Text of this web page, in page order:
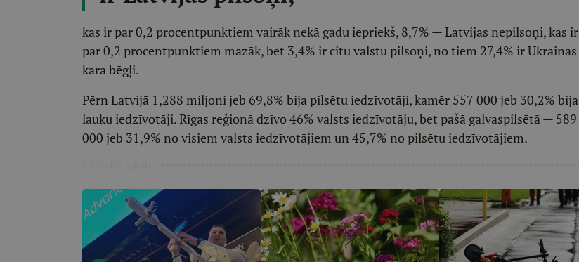
kas ir par 0,2 procentpunktiem vairāk nekā gadu iepriekš, 8,7% — Latvijas nepilsoņi, kas ir
par 0,2 procentpunktiem mazāk, bet 3,4% ir citu valstu pilsoņi, no tiem 27,4% ir Ukrainas
kara bēgļi.
Pērn Latvijā 1,288 miljoni jeb 69,8% bija pilsētu iedzīvotāji, kamēr 557 000 jeb 30,2% bija
lauku iedzīvotāji. Rīgas reģionā dzīvo 46% valsts iedzīvotāju, bet pašā galvaspilsētā — 589
000 jeb 31,9% no visiem valsts iedzīvotājiem un 45,7% no pilsētu iedzīvotājiem.